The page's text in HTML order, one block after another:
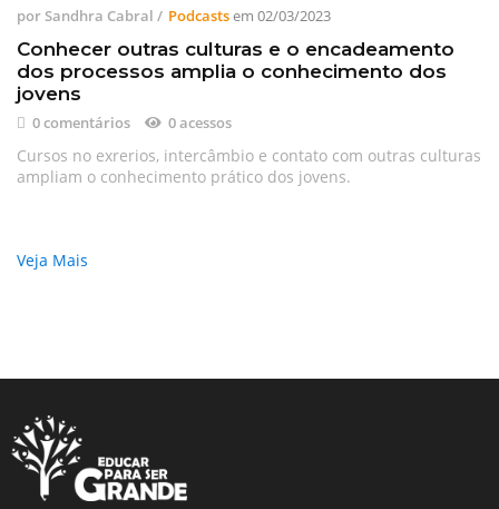
porSandhra Cabral / Podcastsem 02/03/2023
Conhecer outras culturas e o encadeamento
dos processos amplia o conhecimento dos
jovens
0 comentários 0 acessos
Cursos no exrerios, intercâmbio e contato com outras culturas
ampliam o conhecimento prático dos jovens.
Veja Mais